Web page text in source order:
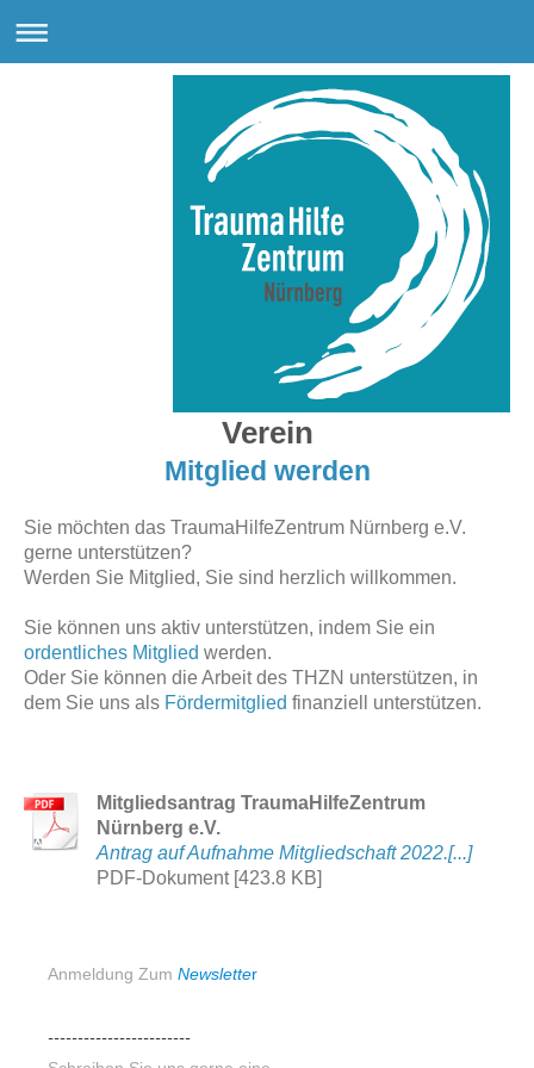
Verein
Mitglied werden
Sie möchten das TraumaHilfeZentrum Nürnberg e.V.
gerne unterstützen?
Werden Sie Mitglied, Sie sind herzlich willkommen.
Sie können uns aktiv unterstützen, indem Sie ein
ordentliches Mitglied werden.
Oder Sie können die Arbeit des THZN unterstützen, in
dem Sie uns als Fördermitglied finanziell unterstützen.
Mitgliedsantrag TraumaHilfeZentrum
Nürnberg e.V.
Antrag auf Aufnahme Mitgliedschaft 2022.[...]
PDF-Dokument [423.8 KB]
Anmeldung Zum Newsletter
------------------------